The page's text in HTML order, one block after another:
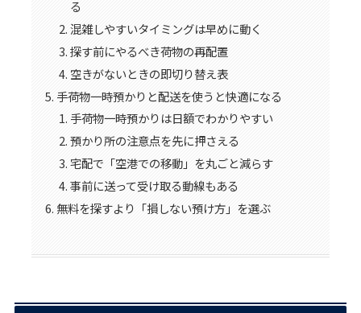
る
混雑しやすいタイミングは早めに動く
探す前にやるべき荷物の再配置
空きがないときの即切り替え表
手荷物一時預かりと配送を使うと快適になる
手荷物一時預かりは日額でわかりやすい
預かり所の注意点を先に押さえる
宅配で「空港での移動」を丸ごと減らす
事前に送って受け取る動線もある
無料を探すより「損しない預け方」を選ぶ